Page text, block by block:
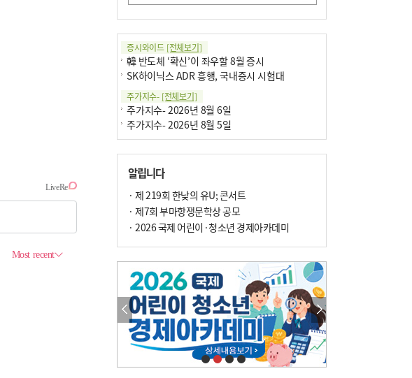
증시와이드 [전체보기]
韓 반도체 ‘확신’이 좌우할 8월 증시
SK하이닉스 ADR 흥행, 국내증시 시험대
주가지수- [전체보기]
주가지수- 2026년 8월 6일
주가지수- 2026년 8월 5일
알립니다
· 제 219회 한낮의 유U; 콘서트
· 제7회 부마항쟁문학상 공모
· 2026 국제 어린이·청소년 경제아카데미